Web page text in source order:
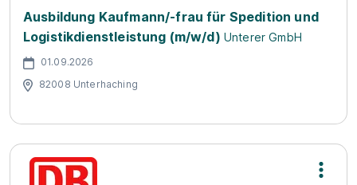
Ausbildung Kaufmann/-frau für Spedition und
Logistikdienstleistung (m/w/d) Unterer GmbH
01.09.2026
82008 Unterhaching